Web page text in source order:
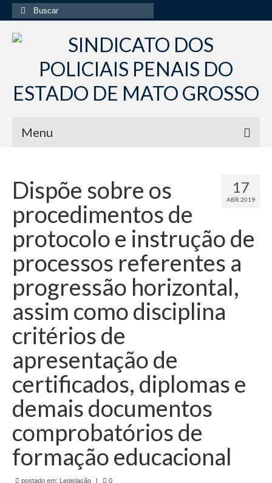
Buscar
por:
Menu
Institucional
Diretoria Sindsppen
Histórico do Sindsppen
Histórico do Sistema Penitenciário do Estado
Formulário de Requerimento Padrão Sindsppen
Estatuto do Sindsppen
Tabela Salarial do Sistema Penitenciário
Serviços prestados pelo Sindicato dos
Servidores Penitenciários de Mato Grosso
Filie-se
Notícias Gerais
Artigos
17
ABR 2019
Dispõe sobre os
procedimentos de
protocolo e instrução de
processos referentes a
progressão horizontal,
assim como disciplina
critérios de
apresentação de
certificados, diplomas e
demais documentos
comprobatórios de
formação educacional
postado em: Legislação | 0